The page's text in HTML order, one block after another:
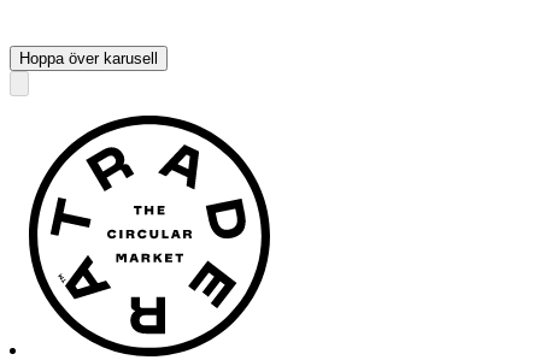
Hoppa över karusell